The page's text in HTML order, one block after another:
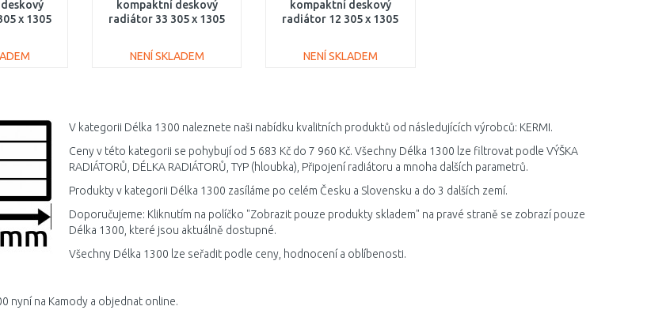
x 1305
kompaktní deskový
radiátor 33 305 x 1305
NENÍ SKLADEM
kompaktní deskový
radiátor 12 305 x 1305
NENÍ SKLADEM
V kategorii Délka 1300 naleznete naši nabídku kvalitních produktů od následujících výrobců: KERMI.
Ceny v této kategorii se pohybují od 5 683 Kč do 7 960 Kč. Všechny Délka 1300 lze filtrovat podle VÝŠKA
RADIÁTORŮ, DÉLKA RADIÁTORŮ, TYP (hloubka), Připojení radiátoru a mnoha dalších parametrů.
Produkty v kategorii Délka 1300 zasíláme po celém Česku a Slovensku a do 3 dalších zemí.
Doporučujeme: Kliknutím na políčko "Zobrazit pouze produkty skladem" na pravé straně se zobrazí pouze
Délka 1300, které jsou aktuálně dostupné.
Všechny Délka 1300 lze seřadit podle ceny, hodnocení a oblíbenosti.
nyní na Kamody a objednat online.